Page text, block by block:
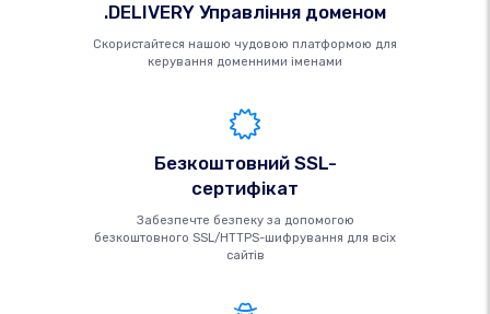
.DELIVERY Управління доменом
Скористайтеся нашою чудовою платформою для
керування доменними іменами
Безкоштовний SSL-
сертифікат
Забезпечте безпеку за допомогою
безкоштовного SSL/HTTPS-шифрування для всіх
сайтів